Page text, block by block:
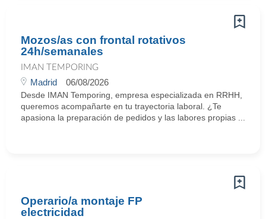
Mozos/as con frontal rotativos
24h/semanales
IMAN TEMPORING
Madrid 06/08/2026
Desde IMAN Temporing, empresa especializada en RRHH,
queremos acompañarte en tu trayectoria laboral. ¿Te
apasiona la preparación de pedidos y las labores propias ...
Operario/a montaje FP
electricidad